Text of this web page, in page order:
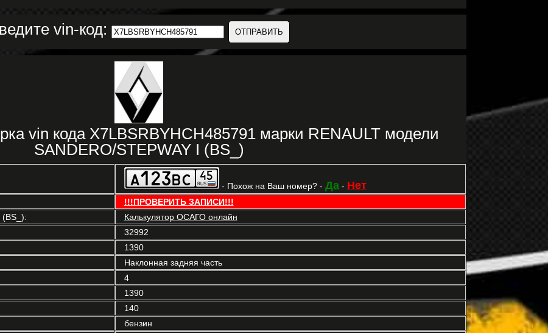
vin-код:
vin кода X7LBSRBYHCH485791 марки RENAULT модели
SANDERO/STEPWAY I (BS_)
- Похож на Ваш номер? - Да- Нет
!!!ПРОВЕРИТЬ ЗАПИСИ!!!
Калькулятор ОСАГО онлайн
32992
1390
Наклонная задняя часть
4
1390
140
бензин